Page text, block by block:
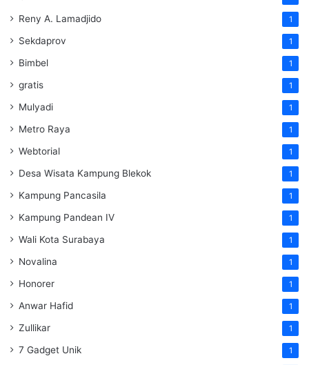
Reny A. Lamadjido 1
Sekdaprov 1
Bimbel 1
gratis 1
Mulyadi 1
Metro Raya 1
Webtorial 1
Desa Wisata Kampung Blekok 1
Kampung Pancasila 1
Kampung Pandean IV 1
Wali Kota Surabaya 1
Novalina 1
Honorer 1
Anwar Hafid 1
Zullikar 1
7 Gadget Unik 1